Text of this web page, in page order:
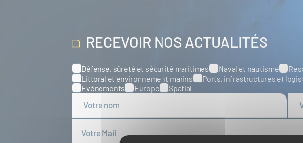
RECEVOIR NOS ACTUALITÉS
Catégories
Défense, sûreté et sécurité maritimes Naval et nautisme
Littoral et environnement marins
Ports, infrastructures et
Évènements
Europe Spatial